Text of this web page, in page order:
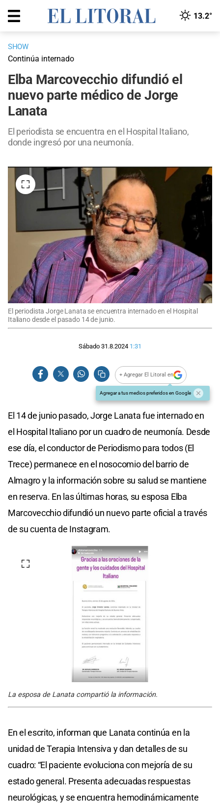
13.2°
SHOW
Continúa internado
Elba Marcovecchio difundió el
nuevo parte médico de Jorge
Lanata
El periodista se encuentra en el Hospital Italiano,
donde ingresó por una neumonía.
El periodista Jorge Lanata se encuentra internado en el Hospital
Italiano desde el pasado 14 de junio.
Sábado 31.8.2024 1:31
+ Agregar El Litoral en
Agregar a tus medios preferidos en Google
El 14 de junio pasado, Jorge Lanata fue internado en
el Hospital Italiano por un cuadro de neumonía. Desde
ese día, el conductor de Periodismo para todos (El
Trece) permanece en el nosocomio del barrio de
Almagro y la información sobre su salud se mantiene
en reserva. En las últimas horas, su esposa Elba
Marcovecchio difundió un nuevo parte oficial a través
de su cuenta de Instagram.
La esposa de Lanata compartió la información.
En el escrito, informan que Lanata continúa en la
unidad de Terapia Intensiva y dan detalles de su
cuadro: “El paciente evoluciona con mejoría de su
estado general. Presenta adecuadas respuestas
neurológicas, y se encuentra hemodinámicamente